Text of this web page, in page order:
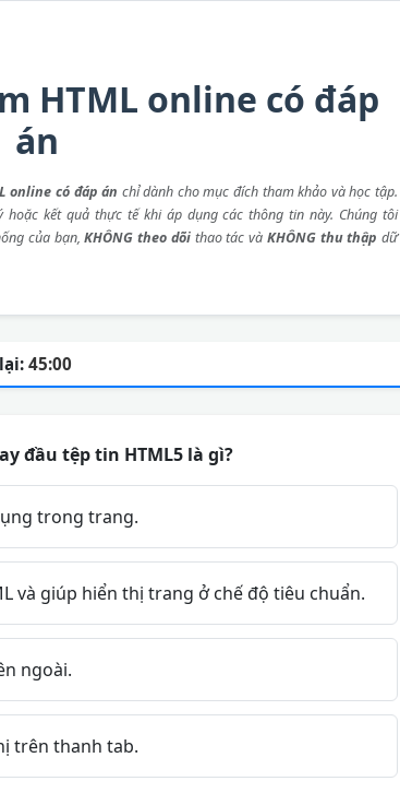
HTML online có đáp
án
online có đáp án chỉ dành cho mục đích tham khảo và học tập.
kết quả thực tế khi áp dụng các thông tin này. Chúng tôi
của bạn,KHÔNG theo dõithao tác và KHÔNG thu thập dữ
45:00
đầu tệp tin HTML5 là gì?
trong trang.
và giúp hiển thị trang ở chế độ tiêu chuẩn.
ngoài.
trên thanh tab.